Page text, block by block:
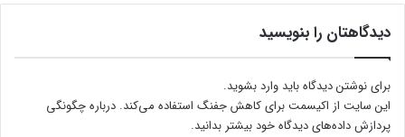
دیدگاهتان را بنویسید
برای نوشتن دیدگاه باید وارد بشوید.
این سایت از اکیسمت برای کاهش جفنگ استفاده می‌کند. درباره چگونگی
پردازش داده‌های دیدگاه خود بیشتر بدانید.